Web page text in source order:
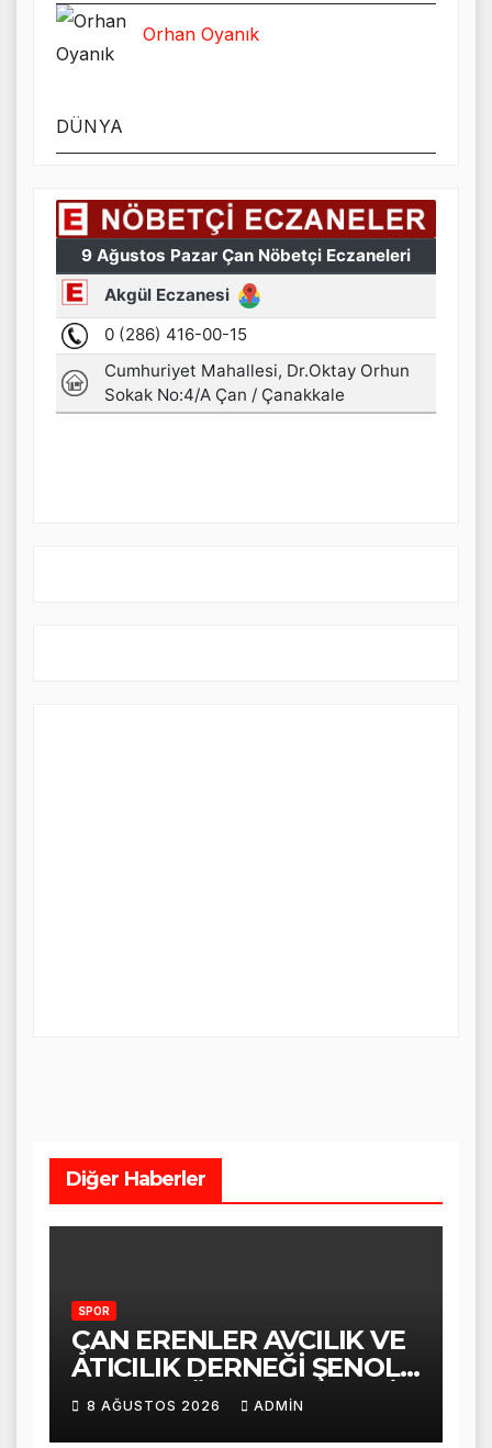
Orhan Oyanık
DÜNYA
Diğer Haberler
SPOR
ÇAN ERENLER AVCILIK VE
ATICILIK DERNEĞİ ŞENOL
TABAK GÜVEN TAZELEDİ
VE TEŞEKKÜR ETTİ
8 AĞUSTOS 2026 ADMIN